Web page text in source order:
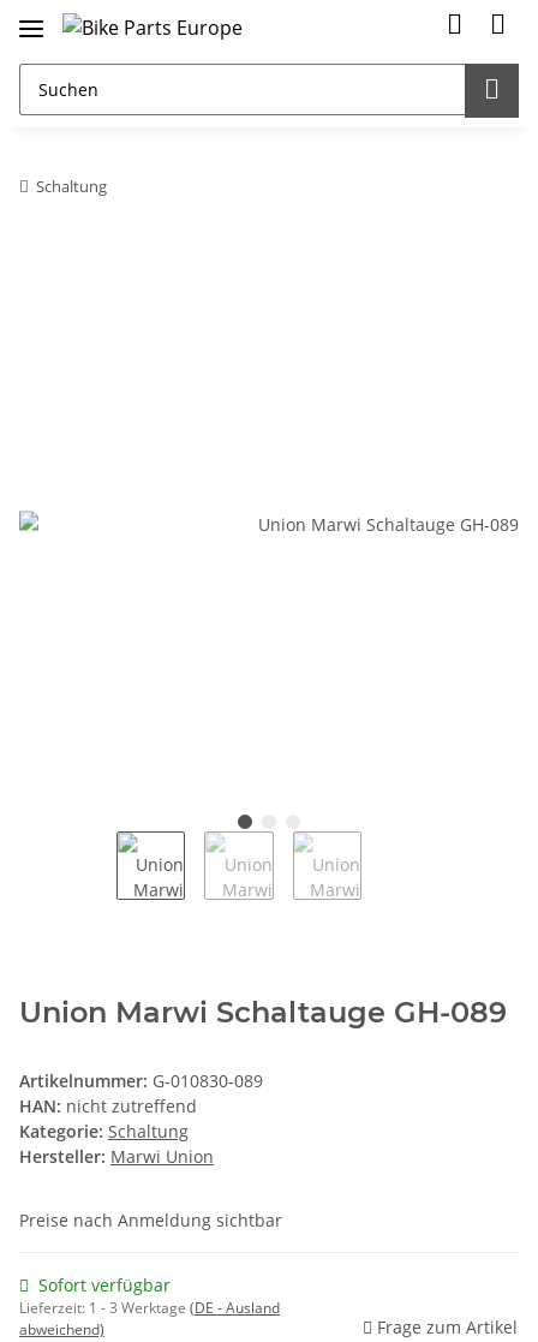
Schaltung
Union Marwi Schaltauge GH-089
Artikelnummer: G-010830-089
HAN: nicht zutreffend
Kategorie: Schaltung
Hersteller: Marwi Union
Preise nach Anmeldung sichtbar
Sofort verfügbar
Lieferzeit: 1 - 3 Werktage (DE - Ausland
abweichend)
Frage zum Artikel